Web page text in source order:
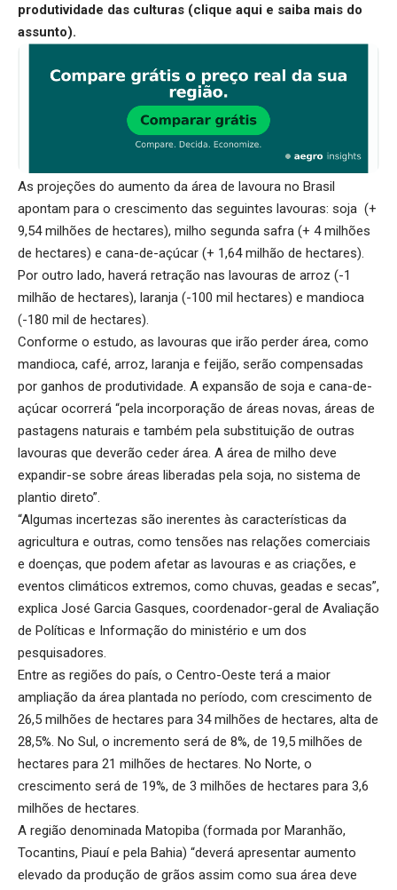
produtividade das culturas (clique aqui e saiba mais do
assunto).
As projeções do aumento da área de lavoura no Brasil
apontam para o crescimento das seguintes lavouras: soja (+
9,54 milhões de hectares), milho segunda safra (+ 4 milhões
de hectares) e cana-de-açúcar (+ 1,64 milhão de hectares).
Por outro lado, haverá retração nas lavouras de arroz (-1
milhão de hectares), laranja (-100 mil hectares) e mandioca
(-180 mil de hectares).
Conforme o estudo, as lavouras que irão perder área, como
mandioca, café, arroz, laranja e feijão, serão compensadas
por ganhos de produtividade. A expansão de soja e cana-de-
açúcar ocorrerá “pela incorporação de áreas novas, áreas de
pastagens naturais e também pela substituição de outras
lavouras que deverão ceder área. A área de milho deve
expandir-se sobre áreas liberadas pela soja, no sistema de
plantio direto”.
“Algumas incertezas são inerentes às características da
agricultura e outras, como tensões nas relações comerciais
e doenças, que podem afetar as lavouras e as criações, e
eventos climáticos extremos, como chuvas, geadas e secas”,
explica José Garcia Gasques, coordenador-geral de Avaliação
de Políticas e Informação do ministério e um dos
pesquisadores.
Entre as regiões do país, o Centro-Oeste terá a maior
ampliação da área plantada no período, com crescimento de
26,5 milhões de hectares para 34 milhões de hectares, alta de
28,5%. No Sul, o incremento será de 8%, de 19,5 milhões de
hectares para 21 milhões de hectares. No Norte, o
crescimento será de 19%, de 3 milhões de hectares para 3,6
milhões de hectares.
A região denominada Matopiba (formada por Maranhão,
Tocantins, Piauí e pela Bahia) “deverá apresentar aumento
elevado da produção de grãos assim como sua área deve